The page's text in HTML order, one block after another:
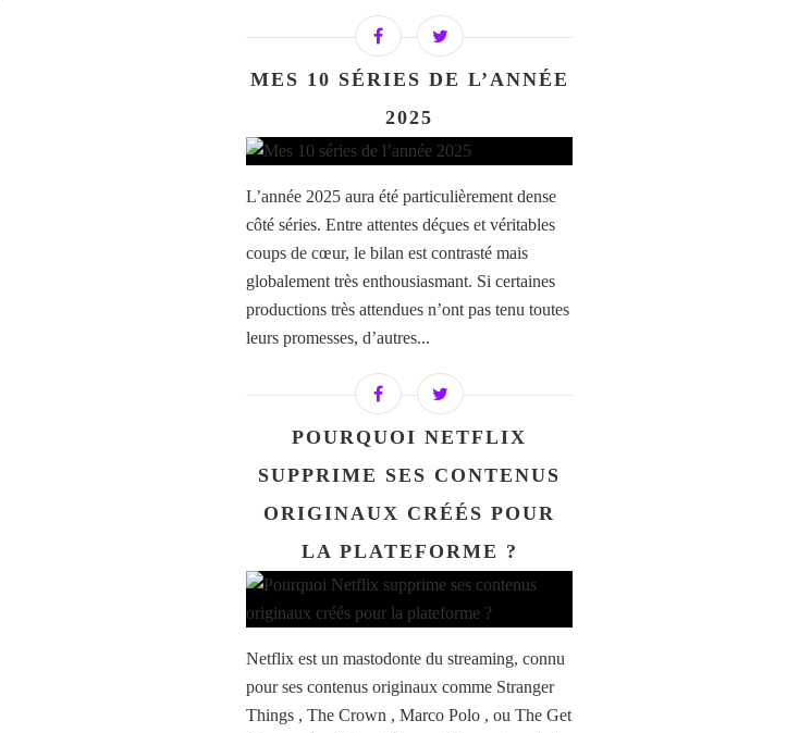
MES 10 SÉRIES DE L’ANNÉE
2025
L’année 2025 aura été particulièrement dense
côté séries. Entre attentes déçues et véritables
coups de cœur, le bilan est contrasté mais
globalement très enthousiasmant. Si certaines
productions très attendues n’ont pas tenu toutes
leurs promesses, d’autres...
POURQUOI NETFLIX
SUPPRIME SES CONTENUS
ORIGINAUX CRÉÉS POUR
LA PLATEFORME ?
Netflix est un mastodonte du streaming, connu
pour ses contenus originaux comme Stranger
Things , The Crown , Marco Polo , ou The Get